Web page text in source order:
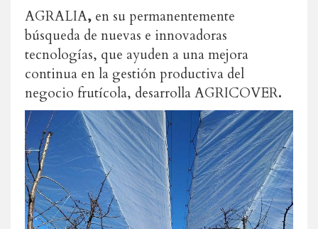
AGRALIA, en su permanentemente
búsqueda de nuevas e innovadoras
tecnologías, que ayuden a una mejora
continua en la gestión productiva del
negocio frutícola, desarrolla AGRICOVER.